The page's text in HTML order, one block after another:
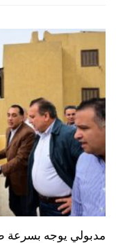
مدبولي يوجه بسرعة